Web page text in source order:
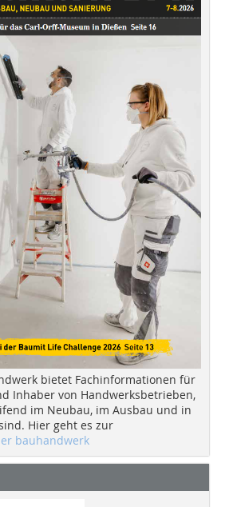
bietet Fachinformationen für
Inhaber von Handwerksbetrieben,
im Neubau, im Ausbau und in
Hier geht es zur
bauhandwerk